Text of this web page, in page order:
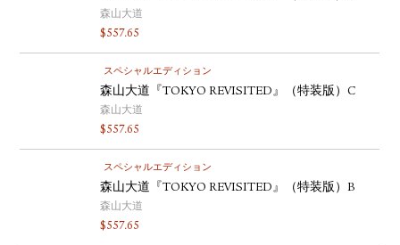
森山大道
$557.65
スペシャルエディション
森山大道『TOKYO REVISITED』（特装版）C
森山大道
$557.65
スペシャルエディション
森山大道『TOKYO REVISITED』（特装版）B
森山大道
$557.65